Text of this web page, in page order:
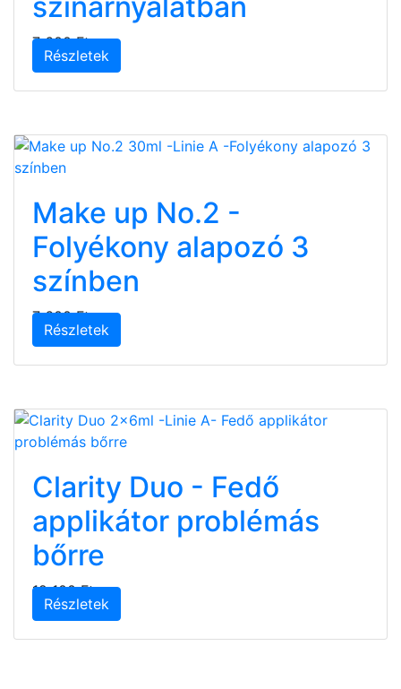
7 600 Ft
Részletek
Make up No.2 -
Folyékony alapozó 3
színben
7 600 Ft
Részletek
Clarity Duo - Fedő
applikátor problémás
bőrre
12 100 Ft
Részletek